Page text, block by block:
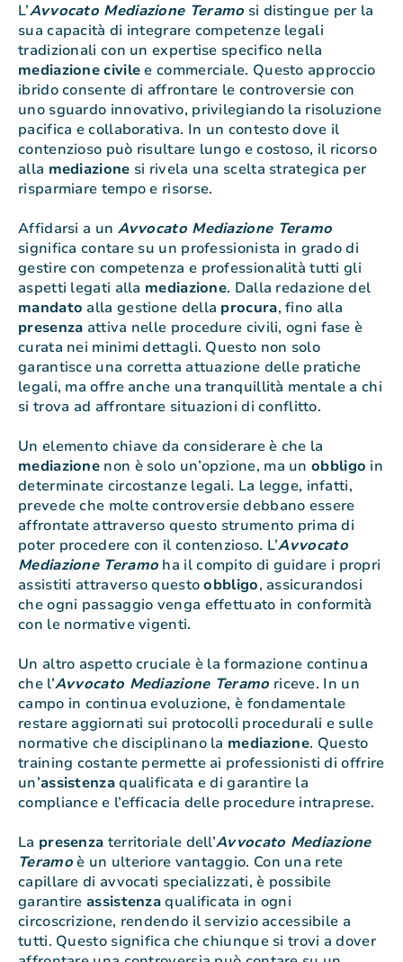
L’Avvocato Mediazione Teramo si distingue per la
sua capacità di integrare competenze legali
tradizionali con un expertise specifico nella
mediazionecivilee commerciale. Questo approccio
ibrido consente di affrontare le controversie con
uno sguardo innovativo, privilegiando la risoluzione
pacifica e collaborativa. In un contesto dove il
contenzioso può risultare lungo e costoso, il ricorso
alla mediazione si rivela una scelta strategica per
risparmiare tempo e risorse.
Affidarsi a un Avvocato Mediazione Teramo
significa contare su un professionista in grado di
gestire con competenza e professionalità tutti gli
aspetti legati alla mediazione. Dalla redazione del
mandato alla gestione della procura, fino alla
presenza attiva nelle procedure civili, ogni fase è
curata nei minimi dettagli. Questo non solo
garantisce una corretta attuazione delle pratiche
legali, ma offre anche una tranquillità mentale a chi
si trova ad affrontare situazioni di conflitto.
Un elemento chiave da considerare è che la
mediazione non è solo un’opzione, ma un obbligo in
determinate circostanze legali. La legge, infatti,
prevede che molte controversie debbano essere
affrontate attraverso questo strumento prima di
poter procedere con il contenzioso. L’Avvocato
Mediazione Teramo ha il compito di guidare i propri
assistiti attraverso questoobbligo, assicurandosi
che ogni passaggio venga effettuato in conformità
con le normative vigenti.
Un altro aspetto cruciale è la formazione continua
che l’Avvocato Mediazione Teramo riceve. In un
campo in continua evoluzione, è fondamentale
restare aggiornati sui protocolli procedurali e sulle
normative che disciplinano la mediazione. Questo
training costante permette ai professionisti di offrire
un’assistenzaqualificata e di garantire la
compliance e l’efficacia delle procedure intraprese.
La presenza territoriale dell’Avvocato Mediazione
Teramoè un ulteriore vantaggio. Con una rete
capillare di avvocati specializzati, è possibile
garantire assistenzaqualificata in ogni
circoscrizione, rendendo il servizio accessibile a
tutti. Questo significa che chiunque si trovi a dover